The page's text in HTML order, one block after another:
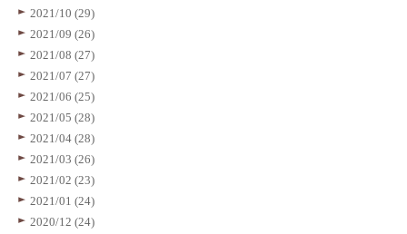
2021/10 (29)
2021/09 (26)
2021/08 (27)
2021/07 (27)
2021/06 (25)
2021/05 (28)
2021/04 (28)
2021/03 (26)
2021/02 (23)
2021/01 (24)
2020/12 (24)